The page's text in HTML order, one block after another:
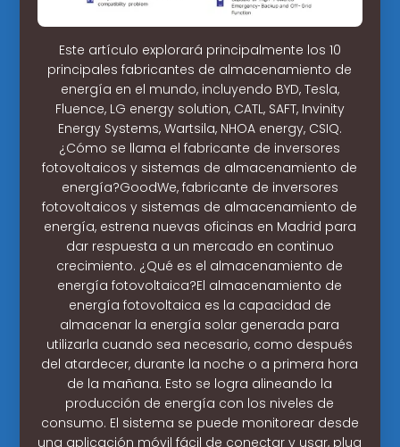
Este artículo explorará principalmente los 10
principales fabricantes de almacenamiento de
energía en el mundo, incluyendo BYD, Tesla,
Fluence, LG energy solution, CATL, SAFT, Invinity
Energy Systems, Wartsila, NHOA energy, CSIQ.
¿Cómo se llama el fabricante de inversores
fotovoltaicos y sistemas de almacenamiento de
energía?GoodWe, fabricante de inversores
fotovoltaicos y sistemas de almacenamiento de
energía, estrena nuevas oficinas en Madrid para
dar respuesta a un mercado en continuo
crecimiento. ¿Qué es el almacenamiento de
energía fotovoltaica?El almacenamiento de
energía fotovoltaica es la capacidad de
almacenar la energía solar generada para
utilizarla cuando sea necesario, como después
del atardecer, durante la noche o a primera hora
de la mañana. Esto se logra alineando la
producción de energía con los niveles de
consumo. El sistema se puede monitorear desde
una aplicación móvil fácil de conectar y usar, plug